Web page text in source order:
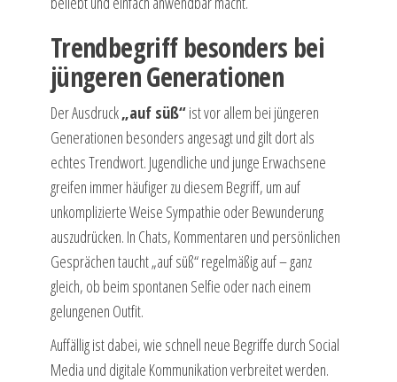
Trendbegriff besonders bei
jüngeren Generationen
Der Ausdruck„auf süß“ist vor allem bei jüngeren
Generationen besonders angesagt und gilt dort als
echtes Trendwort. Jugendliche und junge Erwachsene
greifen immer häufiger zu diesem Begriff, um auf
unkomplizierte Weise Sympathie oder Bewunderung
auszudrücken. In Chats, Kommentaren und persönlichen
Gesprächen taucht „auf süß“ regelmäßig auf – ganz
gleich, ob beim spontanen Selfie oder nach einem
gelungenen Outfit.
Auffällig ist dabei, wie schnell neue Begriffe durch Social
Media und digitale Kommunikation verbreitet werden.